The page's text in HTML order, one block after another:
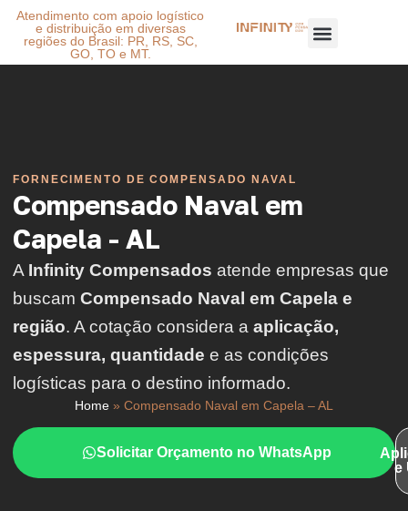
Atendimento com apoio logístico
e distribuição em diversas
regiões do Brasil: PR, RS, SC,
GO, TO e MT.
FORNECIMENTO DE COMPENSADO NAVAL
Compensado Naval em
Capela - AL
A Infinity Compensados atende empresas que
buscam Compensado Naval em Capela e
região. A cotação considera a aplicação,
espessura, quantidade e as condições
logísticas para o destino informado.
Home » Compensado Naval em Capela – AL
Solicitar Orçamento no WhatsApp
e